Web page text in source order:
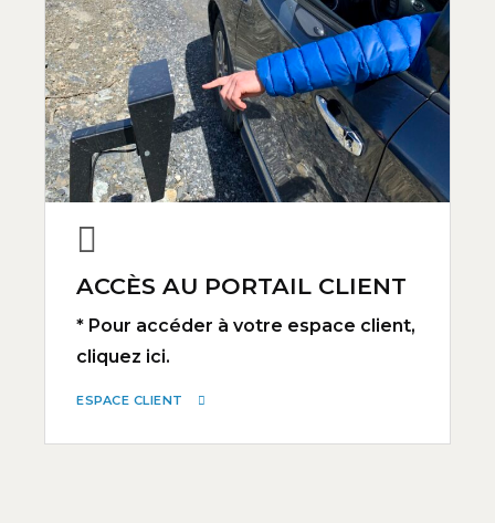
ACCÈS AU PORTAIL CLIENT
* Pour accéder à votre espace client,
cliquez ici.
ESPACE CLIENT